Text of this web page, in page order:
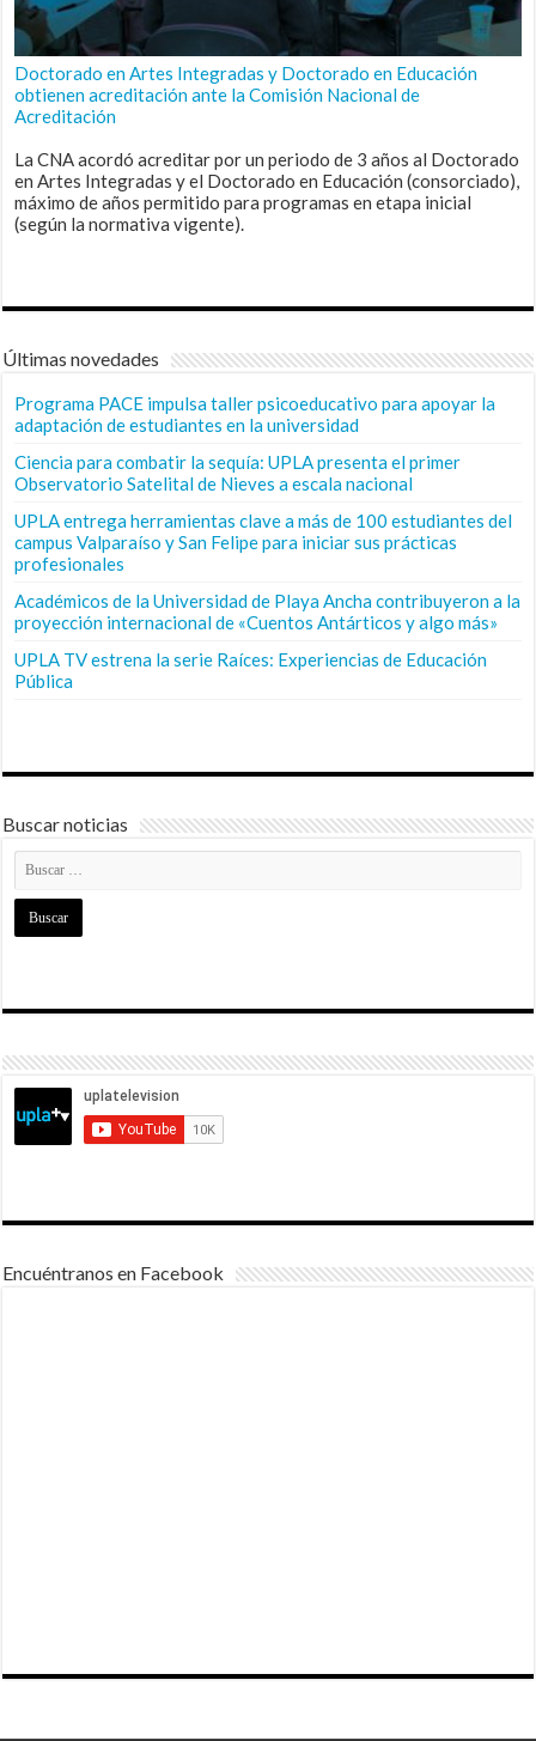
Doctorado en Artes Integradas y Doctorado en Educación
obtienen acreditación ante la Comisión Nacional de
Acreditación
La CNA acordó acreditar por un periodo de 3 años al Doctorado
en Artes Integradas y el Doctorado en Educación (consorciado),
máximo de años permitido para programas en etapa inicial
(según la normativa vigente).
Últimas novedades
Programa PACE impulsa taller psicoeducativo para apoyar la
adaptación de estudiantes en la universidad
Ciencia para combatir la sequía: UPLA presenta el primer
Observatorio Satelital de Nieves a escala nacional
UPLA entrega herramientas clave a más de 100 estudiantes del
campus Valparaíso y San Felipe para iniciar sus prácticas
profesionales
Académicos de la Universidad de Playa Ancha contribuyeron a la
proyección internacional de «Cuentos Antárticos y algo más»
UPLA TV estrena la serie Raíces: Experiencias de Educación
Pública
Buscar noticias
Encuéntranos en Facebook